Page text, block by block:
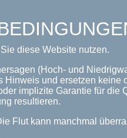
diese Website nutzen.
(Hoch- und
und ersetzen keine
implizite Garantie für
resultieren.
Flut kann manchmal